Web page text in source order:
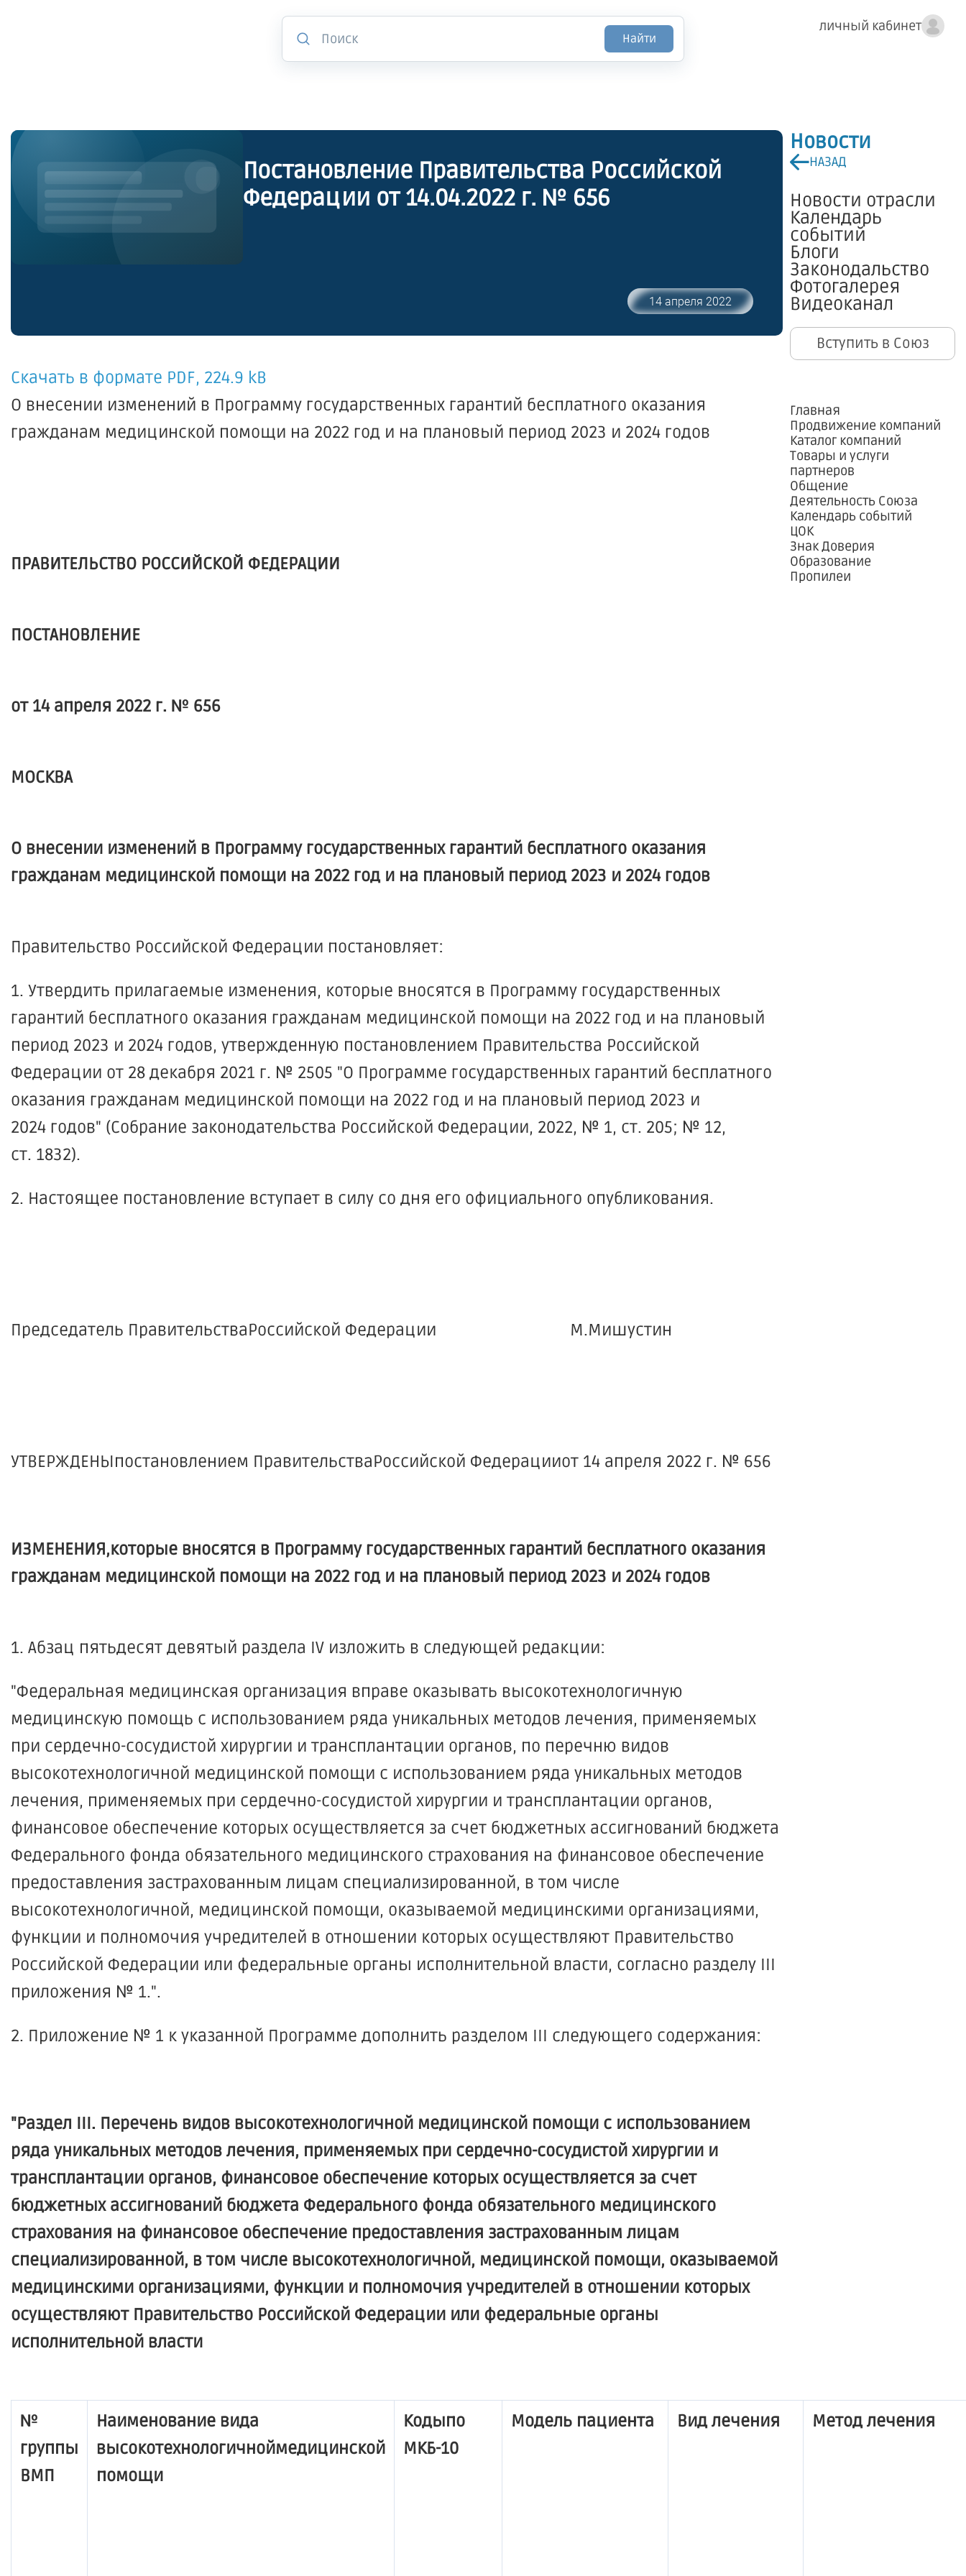
личный кабинет
Найти
Новости
НАЗАД
Новости отрасли
Календарь
событий
Блоги
Законодальство
Фотогалерея
Видеоканал
Вступить в Союз
Главная
Продвижение компаний
Каталог компаний
Товары и услуги
партнеров
Общение
Деятельность Союза
Календарь событий
ЦОК
Знак Доверия
Образование
Пропилеи
Постановление Правительства Российской
Федерации от 14.04.2022 г. № 656
14 апреля 2022
Скачать в формате PDF, 224.9 kB
О внесении изменений в Программу государственных гарантий бесплатного оказания
гражданам медицинской помощи на 2022 год и на плановый период 2023 и 2024 годов
ПРАВИТЕЛЬСТВО РОССИЙСКОЙ ФЕДЕРАЦИИ
ПОСТАНОВЛЕНИЕ
от 14 апреля 2022 г. № 656
МОСКВА
О внесении изменений в Программу государственных гарантий бесплатного оказания
гражданам медицинской помощи на 2022 год и на плановый период 2023 и 2024 годов
Правительство Российской Федерации постановляет:
1. Утвердить прилагаемые изменения, которые вносятся в Программу государственных
гарантий бесплатного оказания гражданам медицинской помощи на 2022 год и на плановый
период 2023 и 2024 годов, утвержденную постановлением Правительства Российской
Федерации от 28 декабря 2021 г. № 2505 "О Программе государственных гарантий бесплатного
оказания гражданам медицинской помощи на 2022 год и на плановый период 2023 и
2024 годов" (Собрание законодательства Российской Федерации, 2022, № 1, ст. 205; № 12,
ст. 1832).
2. Настоящее постановление вступает в силу со дня его официального опубликования.
Председатель ПравительстваРоссийской Федерации М.Мишустин
УТВЕРЖДЕНЫпостановлением ПравительстваРоссийской Федерацииот 14 апреля 2022 г. № 656
ИЗМЕНЕНИЯ,которые вносятся в Программу государственных гарантий бесплатного оказания
гражданам медицинской помощи на 2022 год и на плановый период 2023 и 2024 годов
1. Абзац пятьдесят девятый раздела IV изложить в следующей редакции:
"Федеральная медицинская организация вправе оказывать высокотехнологичную
медицинскую помощь с использованием ряда уникальных методов лечения, применяемых
при сердечно-сосудистой хирургии и трансплантации органов, по перечню видов
высокотехнологичной медицинской помощи с использованием ряда уникальных методов
лечения, применяемых при сердечно-сосудистой хирургии и трансплантации органов,
финансовое обеспечение которых осуществляется за счет бюджетных ассигнований бюджета
Федерального фонда обязательного медицинского страхования на финансовое обеспечение
предоставления застрахованным лицам специализированной, в том числе
высокотехнологичной, медицинской помощи, оказываемой медицинскими организациями,
функции и полномочия учредителей в отношении которых осуществляют Правительство
Российской Федерации или федеральные органы исполнительной власти, согласно разделу III
приложения № 1.".
2. Приложение № 1 к указанной Программе дополнить разделом III следующего содержания:
"Раздел III. Перечень видов высокотехнологичной медицинской помощи с использованием
ряда уникальных методов лечения, применяемых при сердечно-сосудистой хирургии и
трансплантации органов, финансовое обеспечение которых осуществляется за счет
бюджетных ассигнований бюджета Федерального фонда обязательного медицинского
страхования на финансовое обеспечение предоставления застрахованным лицам
специализированной, в том числе высокотехнологичной, медицинской помощи, оказываемой
медицинскими организациями, функции и полномочия учредителей в отношении которых
осуществляют Правительство Российской Федерации или федеральные органы
исполнительной власти
№
группы
ВМП
Наименование вида
высокотехнологичноймедицинской
помощи
Кодыпо
МКБ-10
Модель пациента Вид лечения Метод лечения